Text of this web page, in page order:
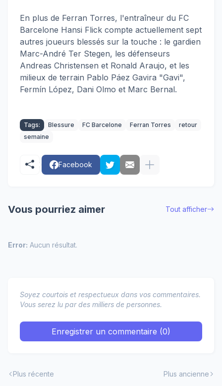
En plus de Ferran Torres, l'entraîneur du FC
Barcelone Hansi Flick compte actuellement sept
autres joueurs blessés sur la touche : le gardien
Marc-André Ter Stegen, les défenseurs
Andreas Christensen et Ronald Araujo, et les
milieux de terrain Pablo Páez Gavira "Gavi",
Fermín López, Dani Olmo et Marc Bernal.
Tags: Blessure FC Barcelone Ferran Torres
retour
semaine
Facebook
Vous pourriez aimer Tout afficher
Error: Aucun résultat.
Soyez courtois et respectueux dans vos commentaires.
Vous serez lu par des milliers de personnes.
Enregistrer un commentaire (0)
Plus récente Plus ancienne